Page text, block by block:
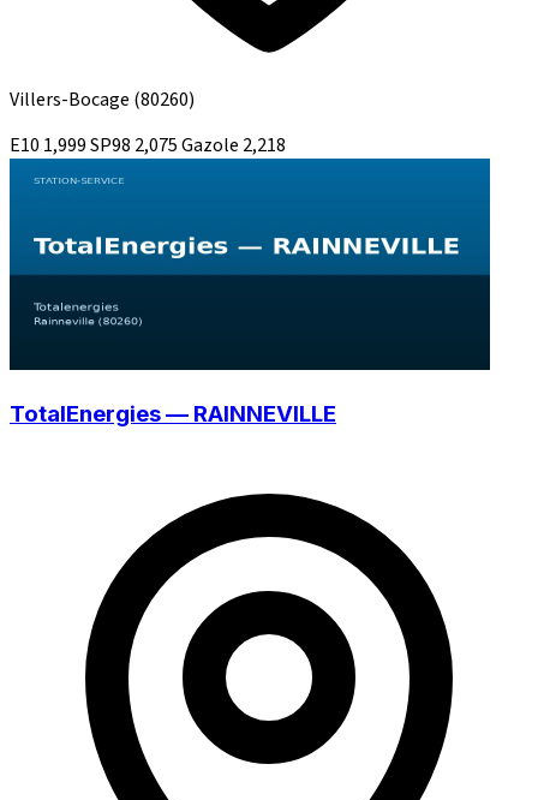
Villers-Bocage (80260)
E10 1,999SP98 2,075Gazole 2,218
TotalEnergies — RAINNEVILLE